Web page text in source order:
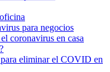
para negocios
coronavirus en casa
eliminar el COVID en